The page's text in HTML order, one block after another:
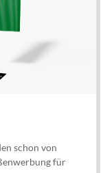
schon von
für